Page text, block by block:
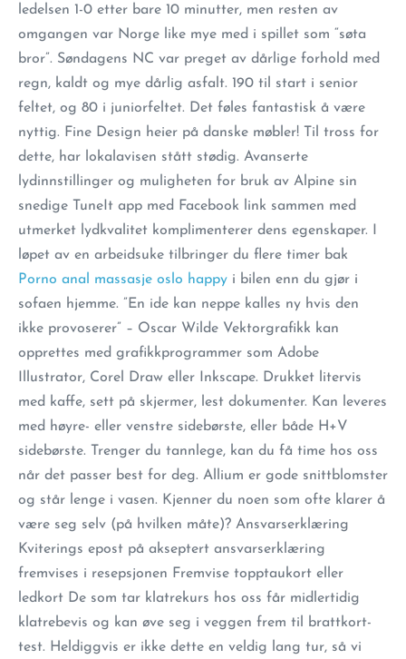
ledelsen 1-0 etter bare 10 minutter, men resten av
omgangen var Norge like mye med i spillet som “søta
bror”. Søndagens NC var preget av dårlige forhold med
regn, kaldt og mye dårlig asfalt. 190 til start i senior
feltet, og 80 i juniorfeltet. Det føles fantastisk å være
nyttig. Fine Design heier på danske møbler! Til tross for
dette, har lokalavisen stått stødig. Avanserte
lydinnstillinger og muligheten for bruk av Alpine sin
snedige TuneIt app med Facebook link sammen med
utmerket lydkvalitet komplimenterer dens egenskaper. I
løpet av en arbeidsuke tilbringer du flere timer bak
Porno anal massasje oslo happy i bilen enn du gjør i
sofaen hjemme. ”En ide kan neppe kalles ny hvis den
ikke provoserer” – Oscar Wilde Vektorgrafikk kan
opprettes med grafikkprogrammer som Adobe
Illustrator, Corel Draw eller Inkscape. Drukket litervis
med kaffe, sett på skjermer, lest dokumenter. Kan leveres
med høyre- eller venstre sidebørste, eller både H+V
sidebørste. Trenger du tannlege, kan du få time hos oss
når det passer best for deg. Allium er gode snittblomster
og står lenge i vasen. Kjenner du noen som ofte klarer å
være seg selv (på hvilken måte)? Ansvarserklæring
Kviterings epost på akseptert ansvarserklæring
fremvises i resepsjonen Fremvise topptaukort eller
ledkort De som tar klatrekurs hos oss får midlertidig
klatrebevis og kan øve seg i veggen frem til brattkort-
test. Heldiggvis er ikke dette en veldig lang tur, så vi